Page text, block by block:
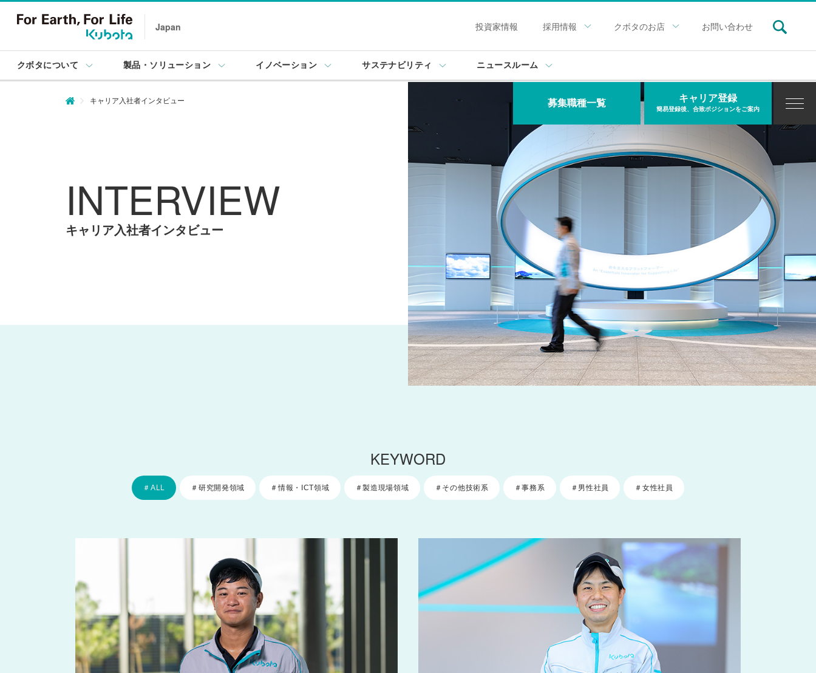
Japan 投資家情報 採用情報 クボタのお店 お問い合わせ
クボタについて 製品・ソリューション イノベーション サステナビリティ ニュースルーム
キャリア登録
簡易登録後、合致ポジションをご案内
募集職種一覧
キャリア入社者インタビュー
INTERVIEW
キャリア入社者インタビュー
KEYWORD
＃ALL ＃研究開発領域 ＃情報・ICT領域 ＃製造現場領域 ＃その他技術系 ＃事務系 ＃男性社員 ＃女性社員